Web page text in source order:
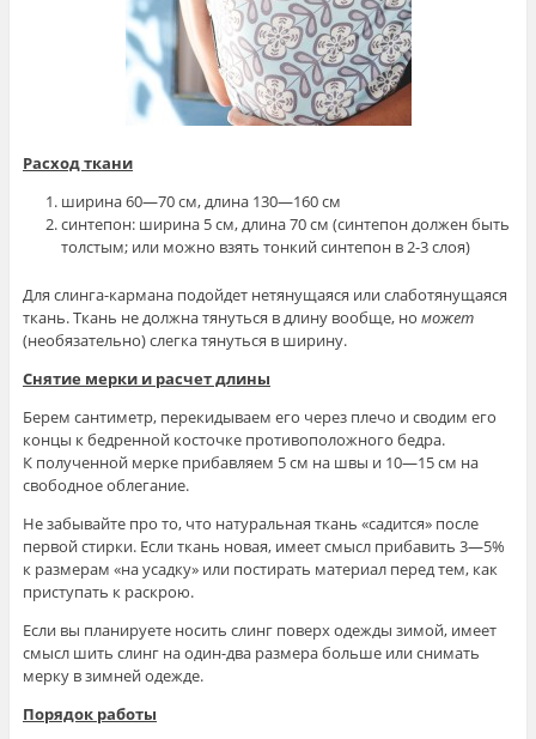
Расход ткани
ширина 60—70 см, длина 130—160 см
синтепон: ширина 5 см, длина 70 см (синтепон должен быть
толстым; или можно взять тонкий синтепон в 2-3 слоя)
Для слинга-кармана подойдет нетянущаяся или слаботянущаяся
ткань. Ткань не должна тянуться в длину вообще, но может
(необязательно) слегка тянуться в ширину.
Снятие мерки и расчет длины
Берем сантиметр, перекидываем его через плечо и сводим его
концы к бедренной косточке противоположного бедра.
К полученной мерке прибавляем 5 см на швы и 10—15 см на
свободное облегание.
Не забывайте про то, что натуральная ткань «садится» после
первой стирки. Если ткань новая, имеет смысл прибавить 3—5%
к размерам «на усадку» или постирать материал перед тем, как
приступать к раскрою.
Если вы планируете носить слинг поверх одежды зимой, имеет
смысл шить слинг на один-два размера больше или снимать
мерку в зимней одежде.
Порядок работы